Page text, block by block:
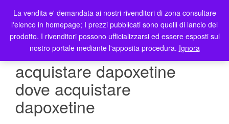
T
o
g
l
acquistare dapoxetine
dove acquistare
dapoxetine
La vendita e' demandata ai nostri rivenditori di zona consultare
l'elenco in homepage; I prezzi pubblicati sono quelli di lancio del
prodotto. I rivenditori possono ufficializzarsi ed essere esposti sul
nostro portale mediante l'apposita procedura. Ignora